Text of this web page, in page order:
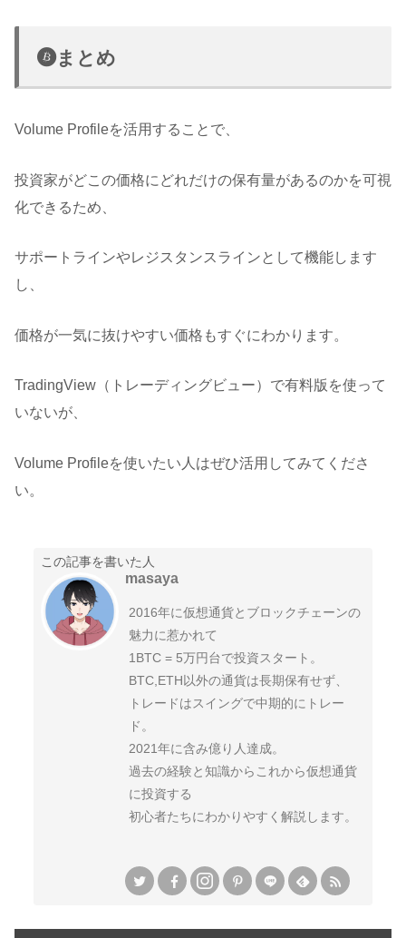
まとめ
Volume Profileを活用することで、
投資家がどこの価格にどれだけの保有量があるのかを可視
化できるため、
サポートラインやレジスタンスラインとして機能します
し、
価格が一気に抜けやすい価格もすぐにわかります。
TradingView（トレーディングビュー）で有料版を使って
いないが、
Volume Profileを使いたい人はぜひ活用してみてくださ
い。
この記事を書いた人
masaya
2016年に仮想通貨とブロックチェーンの
魅力に惹かれて
1BTC = 5万円台で投資スタート。
BTC,ETH以外の通貨は長期保有せず、
トレードはスイングで中期的にトレー
ド。
2021年に含み億り人達成。
過去の経験と知識からこれから仮想通貨
に投資する
初心者たちにわかりやすく解説します。